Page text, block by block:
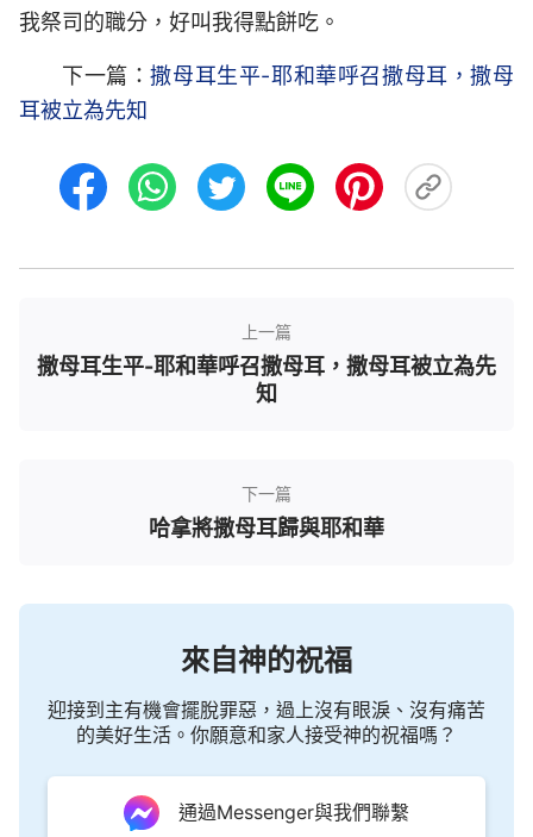
我祭司的職分，好叫我得點餅吃。
下一篇：撒母耳生平-耶和華呼召撒母耳，撒母
耳被立為先知
上一篇
撒母耳生平-耶和華呼召撒母耳，撒母耳被立為先
知
下一篇
哈拿將撒母耳歸與耶和華
來自神的祝福
迎接到主有機會擺脫罪惡，過上沒有眼淚、沒有痛苦
的美好生活。你願意和家人接受神的祝福嗎？
通過Messenger與我們聯繫